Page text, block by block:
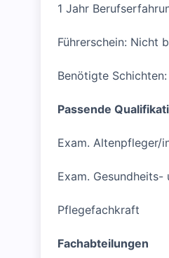
1 Jahr
Führerschein: Nicht
Benötigte
Passende
Exam. Altenpfleger/
Exam.
Pflegefachkraft
Fachabteilungen